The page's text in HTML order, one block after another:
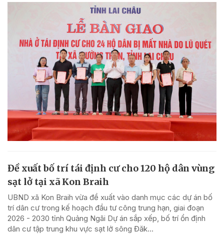
Đề xuất bố trí tái định cư cho 120 hộ dân vùng
sạt lở tại xã Kon Braih
UBND xã Kon Braih vừa đề xuất vào danh mục các dự án bố
trí dân cư trong kế hoạch đầu tư công trung hạn, giai đoạn
2026 - 2030 tỉnh Quảng Ngãi Dự án sắp xếp, bố trí ổn định
dân cư tập trung khu vực sạt lở sông Đăk...